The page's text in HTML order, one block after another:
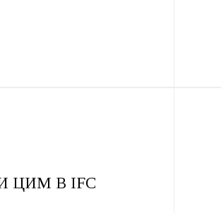
ЦИМ В IFC